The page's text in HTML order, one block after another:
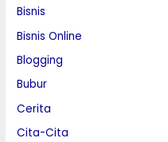
Bisnis
Bisnis Online
Blogging
Bubur
Cerita
Cita-Cita